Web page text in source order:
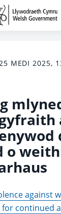
MEDI 2025,
o
against
continued